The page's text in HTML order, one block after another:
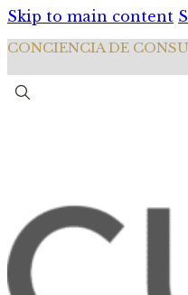
Skip to main content
CONCIENCIA DE